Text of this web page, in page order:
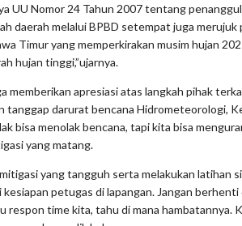
UU Nomor 24 Tahun 2007 tentang
daerah melalui BPBD setempat juga merujuk
Timur yang memperkirakan musim hujan
hujan tinggi,”ujarnya.
memberikan apresiasi atas langkah pihak
tanggap darurat bencana Hidrometeorologi,
bisa menolak bencana, tapi kita bisa
yang matang.
yang tangguh serta melakukan latihan
petugas di lapangan. Jangan berhenti
respon time kita, tahu di mana hambatannya.